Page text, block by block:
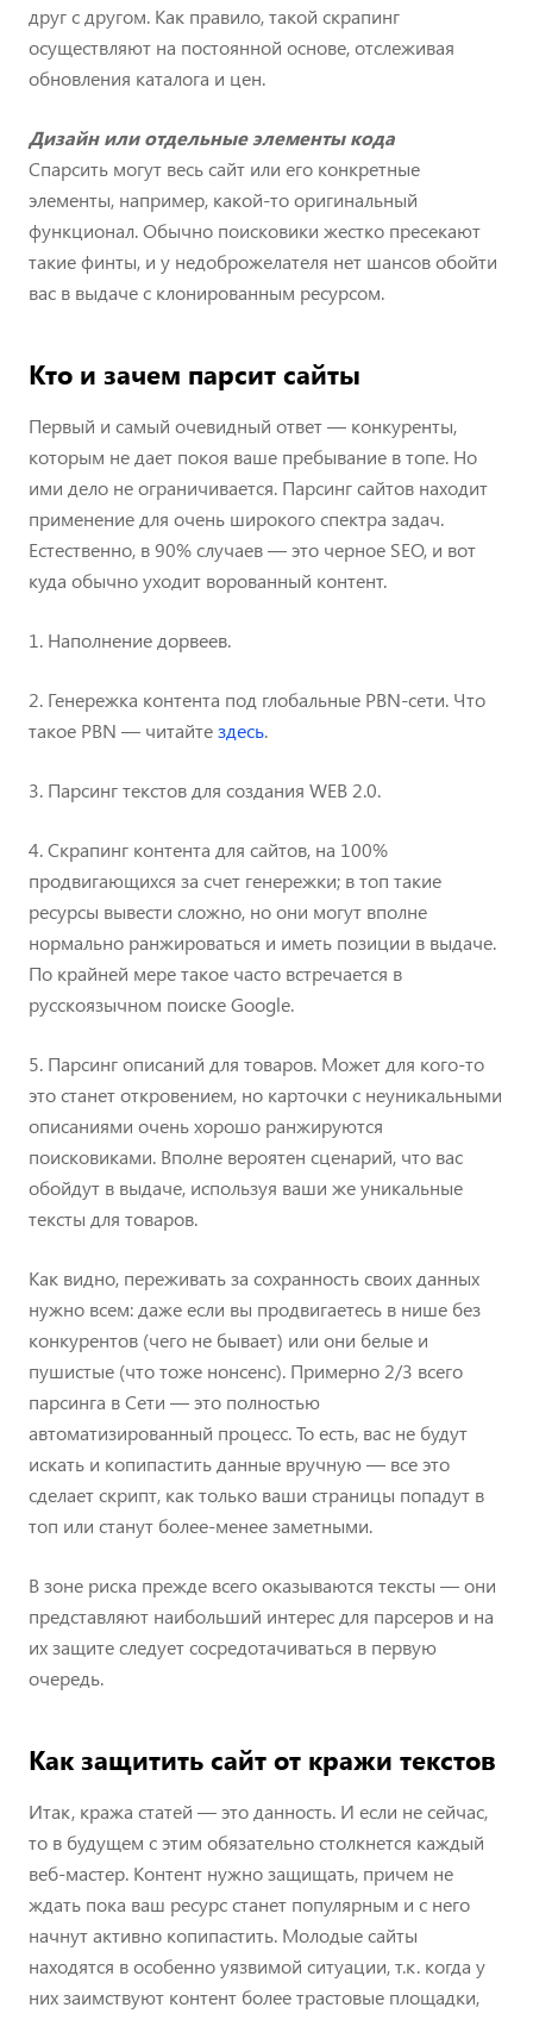
друг с другом. Как правило, такой скрапинг
осуществляют на постоянной основе, отслеживая
обновления каталога и цен.
Дизайн или отдельные элементы кода
Спарсить могут весь сайт или его конкретные
элементы, например, какой-то оригинальный
функционал. Обычно поисковики жестко пресекают
такие финты, и у недоброжелателя нет шансов обойти
вас в выдаче с клонированным ресурсом.
Кто и зачем парсит сайты
Первый и самый очевидный ответ — конкуренты,
которым не дает покоя ваше пребывание в топе. Но
ими дело не ограничивается. Парсинг сайтов находит
применение для очень широкого спектра задач.
Естественно, в 90% случаев — это черное SEO, и вот
куда обычно уходит ворованный контент.
1. Наполнение дорвеев.
2. Генережка контента под глобальные PBN-сети. Что
такое PBN — читайтездесь.
3. Парсинг текстов для создания WEB 2.0.
4. Скрапинг контента для сайтов, на 100%
продвигающихся за счет генережки; в топ такие
ресурсы вывести сложно, но они могут вполне
нормально ранжироваться и иметь позиции в выдаче.
По крайней мере такое часто встречается в
русскоязычном поиске Google.
5. Парсинг описаний для товаров. Может для кого-то
это станет откровением, но карточки с неуникальными
описаниями очень хорошо ранжируются
поисковиками. Вполне вероятен сценарий, что вас
обойдут в выдаче, используя ваши же уникальные
тексты для товаров.
Как видно, переживать за сохранность своих данных
нужно всем: даже если вы продвигаетесь в нише без
конкурентов (чего не бывает) или они белые и
пушистые (что тоже нонсенс). Примерно 2/3 всего
парсинга в Сети — это полностью
автоматизированный процесс. То есть, вас не будут
искать и копипастить данные вручную — все это
сделает скрипт, как только ваши страницы попадут в
топ или станут более-менее заметными.
В зоне риска прежде всего оказываются тексты — они
представляют наибольший интерес для парсеров и на
их защите следует сосредотачиваться в первую
очередь.
Как защитить сайт от кражи текстов
Итак, кража статей — это данность. И если не сейчас,
то в будущем с этим обязательно столкнется каждый
веб-мастер. Контент нужно защищать, причем не
ждать пока ваш ресурс станет популярным и с него
начнут активно копипастить. Молодые сайты
находятся в особенно уязвимой ситуации, т.к. когда у
них заимствуют контент более трастовые площадки,